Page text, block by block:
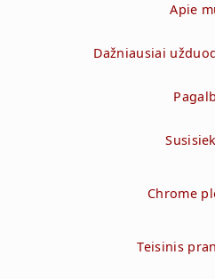
Apie
Dažniausiai
Chrome
Teisinis